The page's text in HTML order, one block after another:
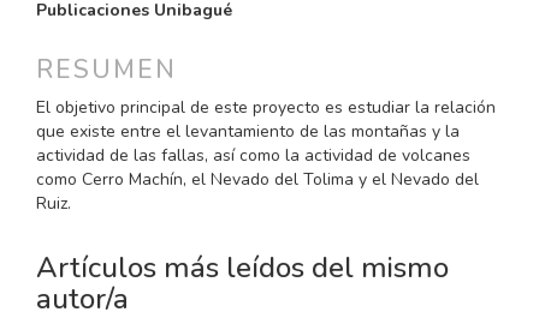
ARTÍCULO
Publicaciones Unibagué
RESUMEN
El objetivo principal de este proyecto es estudiar la relación
que existe entre el levantamiento de las montañas y la
actividad de las fallas, así como la actividad de volcanes
como Cerro Machín, el Nevado del Tolima y el Nevado del
Ruiz.
Artículos más leídos del mismo
autor/a